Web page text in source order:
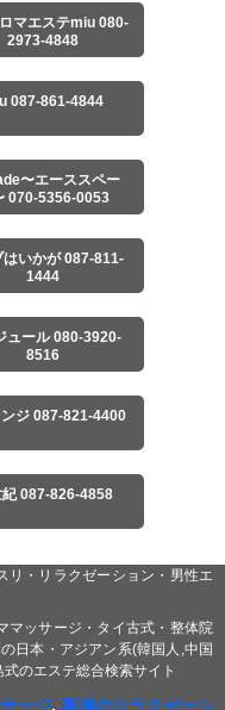
マエステmiu 080-
2973-4848
087-861-4844
〜エーススペー
070-5356-0053
はいかが 087-811-
1444
ュール 080-3920-
8516
ジ 087-821-4400
087-826-4858
リ・リラクゼーション・男性エ
マッサージ・タイ古式・整体院
日本・アジアン系(韓国人,中国
のエステ総合検索サイト
ージ,高瀬のリラクゼーシ